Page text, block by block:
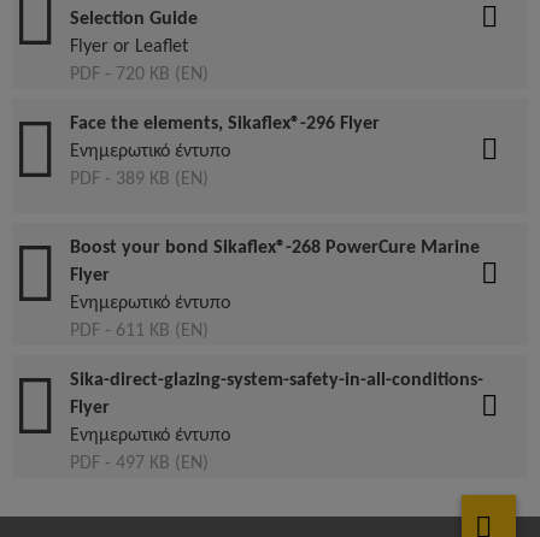
Selection Guide
Flyer or Leaflet
PDF - 720 KB (EN)
Face the elements, Sikaflex®-296 Flyer
Ενημερωτικό έντυπο
PDF - 389 KB (EN)
Boost your bond Sikaflex®-268 PowerCure Marine
Flyer
Ενημερωτικό έντυπο
PDF - 611 KB (EN)
Sika-direct-glazing-system-safety-in-all-conditions-
Flyer
Ενημερωτικό έντυπο
PDF - 497 KB (EN)